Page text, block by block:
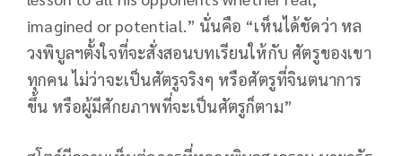
imagined or potential.” นั่นคือ “เห็นได้ชัดว่า หล
วงพิบูลฯตั้งใจที่จะสั่งสอนบทเรียนให้กับ ศัตรูของเขา
ทุกคน ไม่ว่าจะเป็นศัตรูจริงๆ หรือศัตรูที่จินตนาการ
ขึ้น หรือผู้มีศักยภาพที่จะเป็นศัตรูก็ตาม”